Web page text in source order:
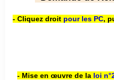
- Cliquez droit pour les PC,
- Mise en œuvre de la loi n